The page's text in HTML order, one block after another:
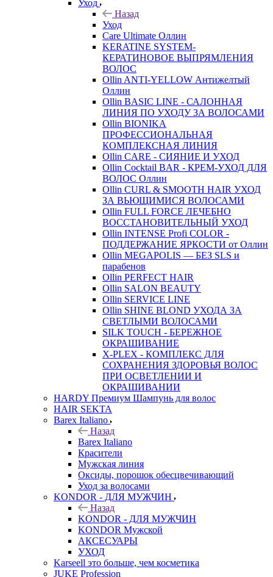
Уход
Назад
Уход
Care Ultimate Оллин
KERATINE SYSTEM-
КЕРАТИНОВОЕ ВЫПРЯМЛЕНИЯ
ВОЛОС
Ollin ANTI-YELLOW Антижелтый
Оллин
Ollin BASIC LINE - САЛОННАЯ
ЛИНИЯ ПО УХОДУ ЗА ВОЛОСАМИ
Ollin BIONIKA
ПРОФЕССИОНАЛЬНАЯ
КОМПЛЕКСНАЯ ЛИНИЯ
Ollin CARE - СИЯНИЕ И УХОД
Ollin Cocktail BAR - КРЕМ-УХОД ДЛЯ
ВОЛОС Оллин
Ollin CURL & SMOOTH HAIR УХОД
ЗА ВЬЮЩИМИСЯ ВОЛОСАМИ
Ollin FULL FORCE ЛЕЧЕБНО
ВОССТАНОВИТЕЛЬНЫЙ УХОД
Ollin INTENSE Profi COLOR -
ПОДДЕРЖАНИЕ ЯРКОСТИ от Оллин
Ollin MEGAPOLIS — БЕЗ SLS и
парабенов
Ollin PERFECT HAIR
Ollin SALON BEAUTY
Ollin SERVICE LINE
Ollin SHINE BLOND УХОДА ЗА
СВЕТЛЫМИ ВОЛОСАМИ
SILK TOUCH - БЕРЕЖНОЕ
ОКРАШИВАНИЕ
X-PLEX - КОМПЛЕКС ДЛЯ
СОХРАНЕНИЯ ЗДОРОВЬЯ ВОЛОС
ПРИ ОСВЕТЛЕНИИ И
ОКРАШИВАНИИ
HARDY Премиум Шампунь для волос
HAIR SEKTA
Barex Italiano
Назад
Barex Italiano
Красители
Мужская линия
Оксиды, порошок обесцвечивающий
Уход за волосами
KONDOR - ДЛЯ МУЖЧИН
Назад
KONDOR - ДЛЯ МУЖЧИН
KONDOR Мужской
АКСЕСУАРЫ
УХОД
Karseell это больше, чем косметика
JUKE Profession